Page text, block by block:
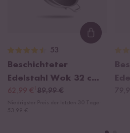
53
Beschichteter
Edelstahl Wok 32 cm,
2022 Modell
62,99 € ¹89,99 €